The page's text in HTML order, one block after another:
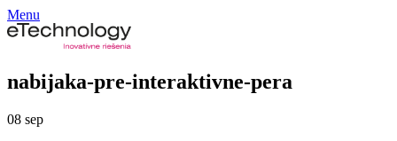
Menu
nabijaka-pre-interaktivne-pera
08 sep